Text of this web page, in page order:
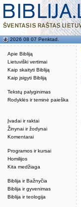
Apie Bibliją
Lietuviški vertimai
Kaip skaityti Bibliją
Kaip įsigyti Bibliją
Tekstų palyginimas
Rodyklės ir teminė paieška
Įvadai ir raktai
Žinynai ir žodynai
Komentarai
Programos ir kursai
Homilijos
Kita medžiaga
Biblija ir Bažnyčia
Biblija ir gyvenimas
Biblija ir teologija
2026 08 07 Penktad.